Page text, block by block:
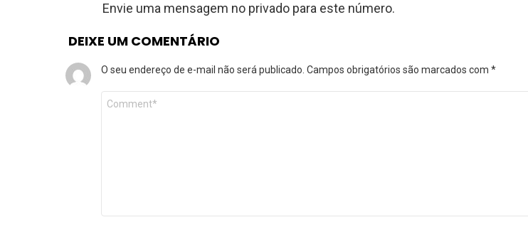
Envie uma mensagem no privado para este número.
DEIXE UM COMENTÁRIO
O seu endereço de e-mail não será publicado. Campos obrigatórios são marcados com *
Comentário